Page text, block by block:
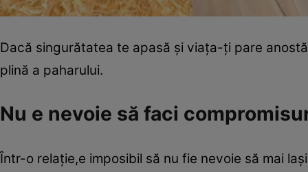
Dacă singurătatea te apasă şi viaţa-ţi pare
plină a paharului.
Nu e nevoie să faci
Într-o relaţie,e imposibil să nu fie nevoie să mai